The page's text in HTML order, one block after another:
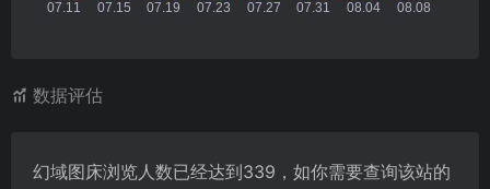
数据评估
幻域图床浏览人数已经达到339，如你需要查询该站的